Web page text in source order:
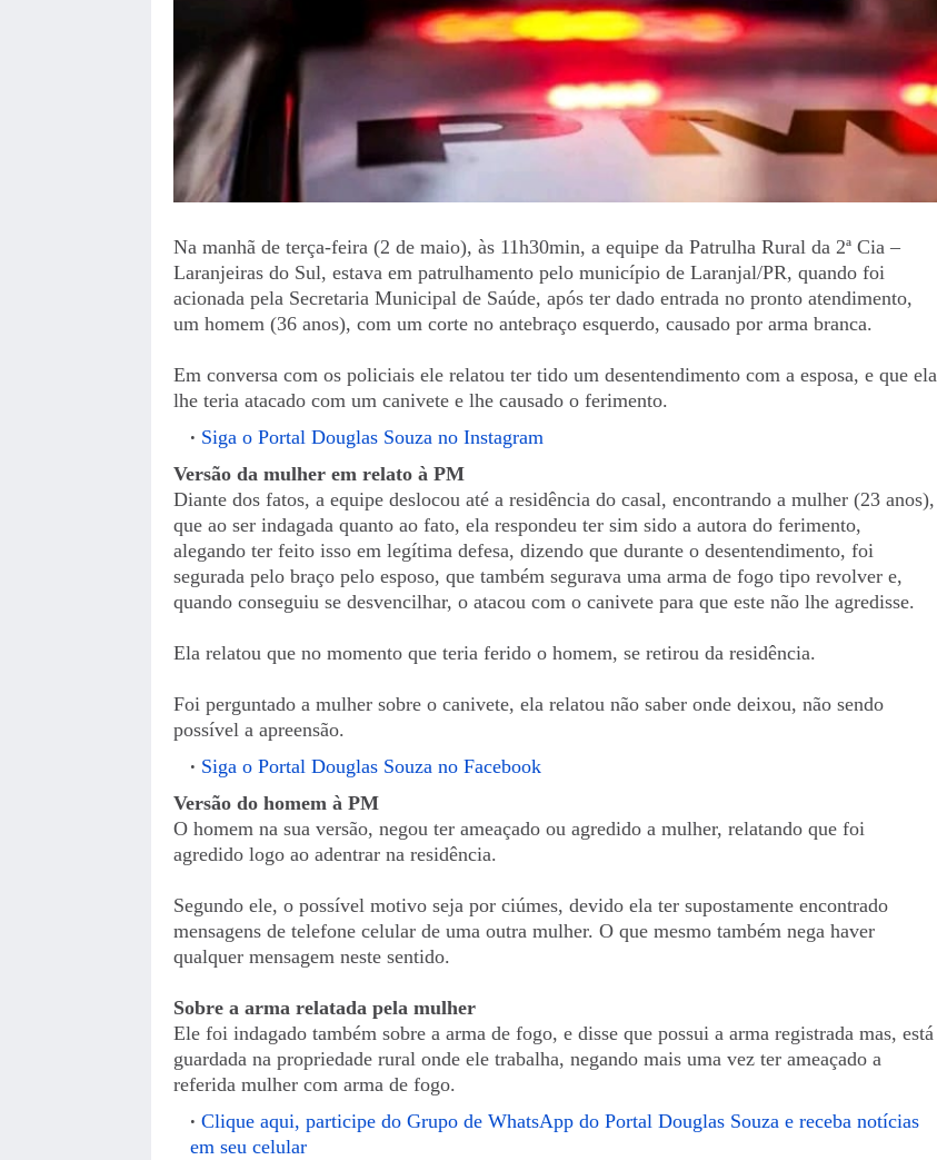
Na manhã de terça-feira (2 de maio), às 11h30min, a equipe da Patrulha Rural da 2ª Cia –
Laranjeiras do Sul, estava em patrulhamento pelo município de Laranjal/PR, quando foi
acionada pela Secretaria Municipal de Saúde, após ter dado entrada no pronto atendimento,
um homem (36 anos), com um corte no antebraço esquerdo, causado por arma branca.
Em conversa com os policiais ele relatou ter tido um desentendimento com a esposa, e que ela
lhe teria atacado com um canivete e lhe causado o ferimento.
Siga o Portal Douglas Souza no Instagram
Versão da mulher em relato à PM
Diante dos fatos, a equipe deslocou até a residência do casal, encontrando a mulher (23 anos),
que ao ser indagada quanto ao fato, ela respondeu ter sim sido a autora do ferimento,
alegando ter feito isso em legítima defesa, dizendo que durante o desentendimento, foi
segurada pelo braço pelo esposo, que também segurava uma arma de fogo tipo revolver e,
quando conseguiu se desvencilhar, o atacou com o canivete para que este não lhe agredisse.
Ela relatou que no momento que teria ferido o homem, se retirou da residência.
Foi perguntado a mulher sobre o canivete, ela relatou não saber onde deixou, não sendo
possível a apreensão.
Siga o Portal Douglas Souza no Facebook
Versão do homem à PM
O homem na sua versão, negou ter ameaçado ou agredido a mulher, relatando que foi
agredido logo ao adentrar na residência.
Segundo ele, o possível motivo seja por ciúmes, devido ela ter supostamente encontrado
mensagens de telefone celular de uma outra mulher. O que mesmo também nega haver
qualquer mensagem neste sentido.
Sobre a arma relatada pela mulher
Ele foi indagado também sobre a arma de fogo, e disse que possui a arma registrada mas, está
guardada na propriedade rural onde ele trabalha, negando mais uma vez ter ameaçado a
referida mulher com arma de fogo.
Clique aqui, participe do Grupo de WhatsApp do Portal Douglas Souza e receba notícias
em seu celular